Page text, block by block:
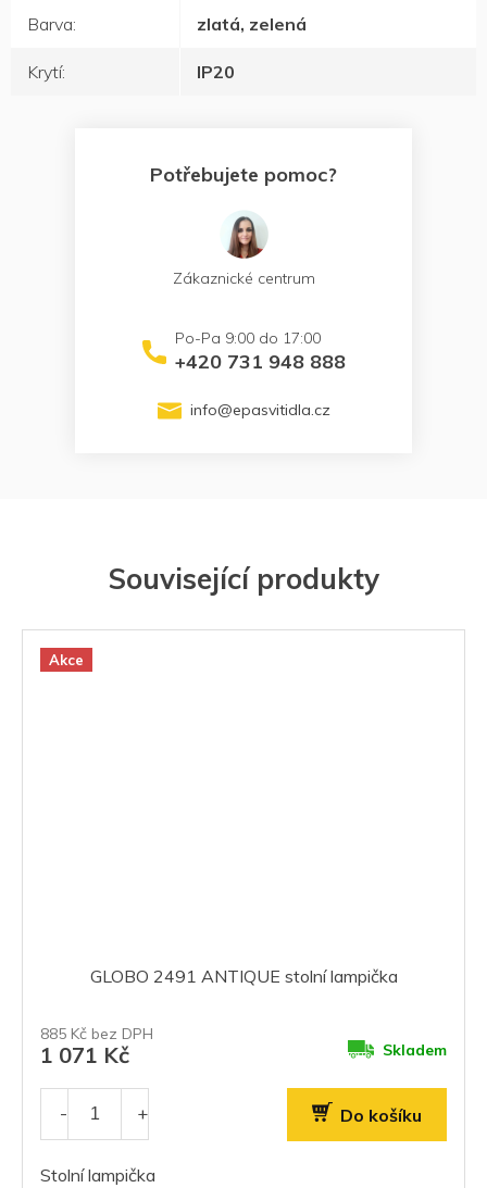
Související produkty
Akce
GLOBO 2491 ANTIQUE stolní lampička
885 Kč bez DPH
1 071 Kč Skladem
Do košíku
Stolní lampička
Barva: zlatá, zelená
Krytí: IP20
Potřebujete pomoc?
Zákaznické centrum
+420 731 948 888
info@epasvitidla.cz